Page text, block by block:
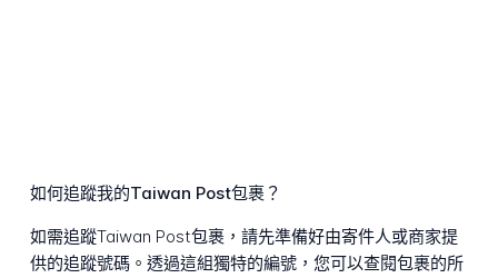
如何追蹤我的Taiwan Post包裹？
如需追蹤Taiwan Post包裹，請先準備好由寄件人或商家提
供的追蹤號碼。透過這組獨特的編號，您可以查閱包裹的所